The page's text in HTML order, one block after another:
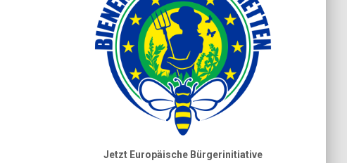
Jetzt Europäische Bürgerinitiative